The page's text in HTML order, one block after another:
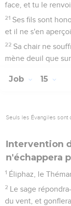
face, et tu le
21 Ses fils sont
et il ne s'en
22 Sa chair ne
mène deuil que
Job 15
Seuls les Évangiles sont
Intervention
n'échappera
1 Éliphaz, le
2 Le sage
du vent, et